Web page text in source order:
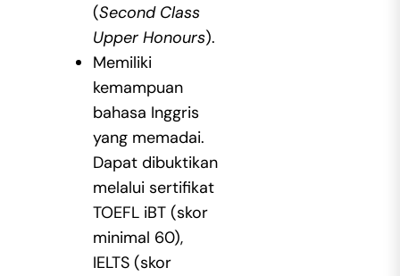
(Second Class
Upper Honours).
Memiliki
kemampuan
bahasa Inggris
yang memadai.
Dapat dibuktikan
melalui sertifikat
TOEFL iBT (skor
minimal 60),
IELTS (skor